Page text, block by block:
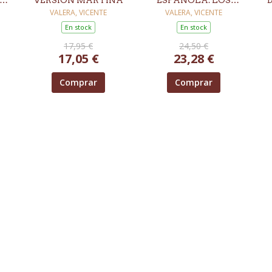
VALERA, VICENTE
En stock
17,95 €
17,05 €
Comprar
ESQUEMAS DE
MARTINA
VALERA, VICENTE
En stock
24,50 €
23,28 €
Comprar